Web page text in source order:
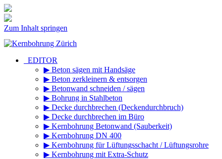
Zum Inhalt springen
_EDITOR
▶ Beton sägen mit Handsäge
▶ Beton zerkleinern & entsorgen
▶ Betonwand schneiden / sägen
▶ Bohrung in Stahlbeton
▶ Decke durchbrechen (Deckendurchbruch)
▶ Decke durchbrechen im Büro
▶ Kernbohrung Betonwand (Sauberkeit)
▶ Kernbohrung DN 400
▶ Kernbohrung für Lüftungsschacht / Lüftungsrohre
▶ Kernbohrung mit Extra-Schutz